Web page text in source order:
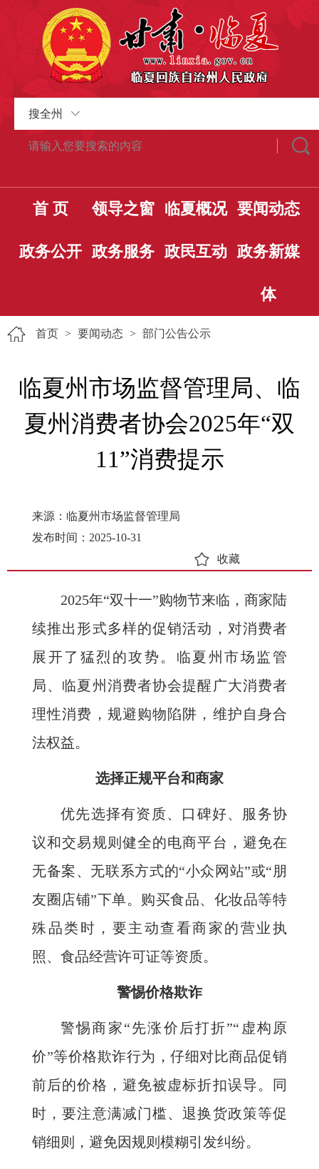
搜全州
首 页 领导之窗 临夏概况 要闻动态
政务公开 政务服务 政民互动 政务新媒
体
首页 > 要闻动态 > 部门公告公示
临夏州市场监督管理局、临
夏州消费者协会2025年“双
11”消费提示
来源：临夏州市场监督管理局
发布时间：2025-10-31
收藏
2025年“双十一”购物节来临，商家陆
续推出形式多样的促销活动，对消费者
展开了猛烈的攻势。临夏州市场监管
局、临夏州消费者协会提醒广大消费者
理性消费，规避购物陷阱，维护自身合
法权益。
选择正规平台和商家
优先选择有资质、口碑好、服务协
议和交易规则健全的电商平台，避免在
无备案、无联系方式的“小众网站”或“朋
友圈店铺”下单。购买食品、化妆品等特
殊品类时，要主动查看商家的营业执
照、食品经营许可证等资质。
警惕价格欺诈
警惕商家“先涨价后打折”“虚构原
价”等价格欺诈行为，仔细对比商品促销
前后的价格，避免被虚标折扣误导。同
时，要注意满减门槛、退换货政策等促
销细则，避免因规则模糊引发纠纷。